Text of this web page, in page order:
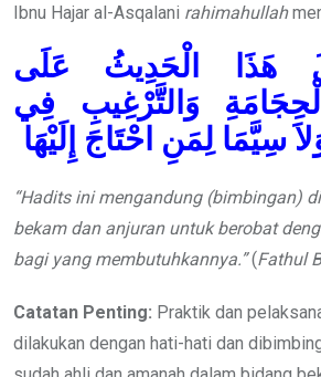
Ibnu Hajar al-Asqalani rahimahullah
هَذَا الْحَدِيثُ عَلَى
وَالتَّرْغِيبِ فِي
سِيَّمَا لِمَنِ احْتَاجَ إِلَيْهَا
“Hadits ini mengandung(bimbingan)
bekam dan anjuran untuk berobat
bagi yang membutuhkannya.”(Fathul
Catatan Penting: Praktik dan
dilakukan dengan hati-hati dan